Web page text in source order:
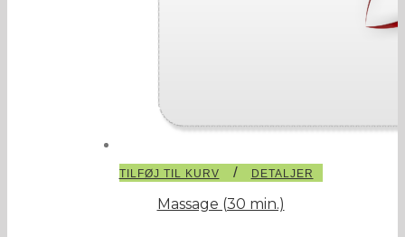
TILFØJ TIL KURV / DETALJER
Massage (30 min.)